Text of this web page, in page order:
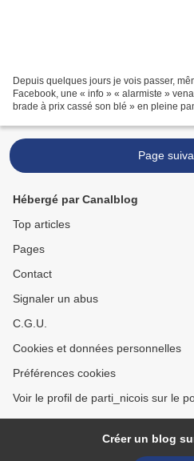
Depuis quelques jours je vois passer,
Facebook, une « info » « alarmiste »
brade à prix cassé son blé » en pleine
Page
Hébergé par Canalblog
Top articles
Pages
Contact
Signaler un abus
C.G.U.
Cookies et données personnelles
Préférences cookies
Voir le profil de parti_nicois sur le
Créer un blog